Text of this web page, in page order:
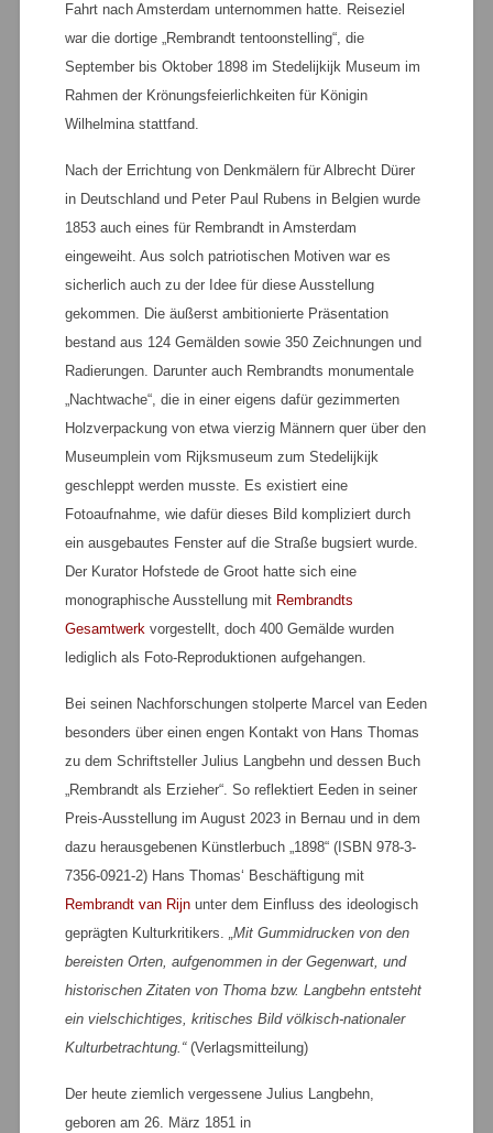
Fahrt nach Amsterdam unternommen hatte. Reiseziel
war die dortige „Rembrandt tentoonstelling“, die
September bis Oktober 1898 im Stedelijkijk Museum im
Rahmen der Krönungsfeierlichkeiten für Königin
Wilhelmina stattfand.
Nach der Errichtung von Denkmälern für Albrecht Dürer
in Deutschland und Peter Paul Rubens in Belgien wurde
1853 auch eines für Rembrandt in Amsterdam
eingeweiht. Aus solch patriotischen Motiven war es
sicherlich auch zu der Idee für diese Ausstellung
gekommen. Die äußerst ambitionierte Präsentation
bestand aus 124 Gemälden sowie 350 Zeichnungen und
Radierungen. Darunter auch Rembrandts monumentale
„Nachtwache“, die in einer eigens dafür gezimmerten
Holzverpackung von etwa vierzig Männern quer über den
Museumplein vom Rijksmuseum zum Stedelijkijk
geschleppt werden musste. Es existiert eine
Fotoaufnahme, wie dafür dieses Bild kompliziert durch
ein ausgebautes Fenster auf die Straße bugsiert wurde.
Der Kurator Hofstede de Groot hatte sich eine
monographische Ausstellung mit Rembrandts
Gesamtwerk vorgestellt, doch 400 Gemälde wurden
lediglich als Foto-Reproduktionen aufgehangen.
Bei seinen Nachforschungen stolperte Marcel van Eeden
besonders über einen engen Kontakt von Hans Thomas
zu dem Schriftsteller Julius Langbehn und dessen Buch
„Rembrandt als Erzieher“. So reflektiert Eeden in seiner
Preis-Ausstellung im August 2023 in Bernau und in dem
dazu herausgebenen Künstlerbuch „1898“ (ISBN 978-3-
7356-0921-2) Hans Thomas‘ Beschäftigung mit
Rembrandt van Rijn unter dem Einfluss des ideologisch
geprägten Kulturkritikers.„Mit Gummidrucken von den
bereisten Orten, aufgenommen in der Gegenwart, und
historischen Zitaten von Thoma bzw. Langbehn entsteht
ein vielschichtiges, kritisches Bild völkisch-nationaler
Kulturbetrachtung.“(Verlagsmitteilung)
Der heute ziemlich vergessene Julius Langbehn,
geboren am 26. März 1851 in